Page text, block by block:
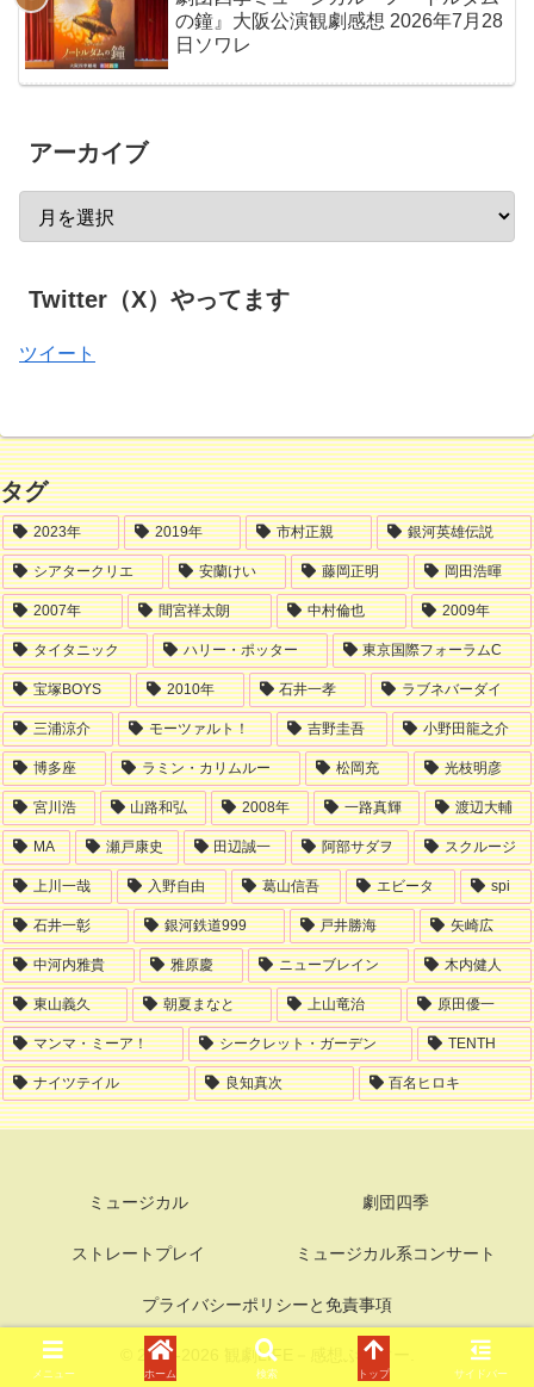
の鐘』大阪公演観劇感想 2026年7月28
日ソワレ
アーカイブ
Twitter（X）やってます
ツイート
タグ
2023年 2019年 市村正親 銀河英雄伝説
シアタークリエ 安蘭けい 藤岡正明 岡田浩暉
2007年 間宮祥太朗 中村倫也 2009年
タイタニック ハリー・ポッター 東京国際フォーラムC
宝塚BOYS 2010年 石井一孝 ラブネバーダイ
三浦涼介 モーツァルト！ 吉野圭吾 小野田龍之介
博多座 ラミン・カリムルー 松岡充 光枝明彦
宮川浩 山路和弘 2008年 一路真輝 渡辺大輔
MA 瀬戸康史 田辺誠一 阿部サダヲ スクルージ
上川一哉 入野自由 葛山信吾 エビータ spi
石井一彰 銀河鉄道999 戸井勝海 矢崎広
中河内雅貴 雅原慶 ニューブレイン 木内健人
東山義久 朝夏まなと 上山竜治 原田優一
マンマ・ミーア！ シークレット・ガーデン TENTH
ナイツテイル 良知真次 百名ヒロキ
ミュージカル 劇団四季
ストレートプレイ ミュージカル系コンサート
プライバシーポリシーと免責事項
© 2006-2026 観劇LIFE－感想ぶろぐー.
メニュー ホーム 検索 トップ サイドバー